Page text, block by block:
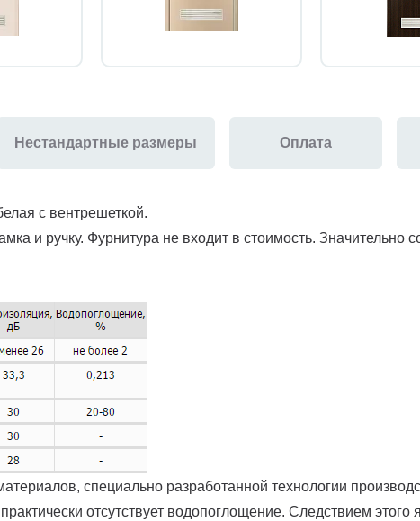
Нестандартные размеры Оплата
с вентрешеткой.
и ручку. Фурнитура не входит в стоимость.
специально разработанной технологии
отсутствует водопоглощение. Следствием